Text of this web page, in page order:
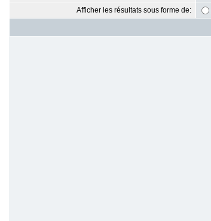
Afficher les résultats sous forme de: